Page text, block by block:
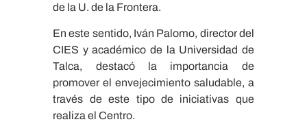
de la U. de la Frontera.
En este sentido, Iván Palomo, director del
CIES y académico de la Universidad de
Talca, destacó la importancia de
promover el envejecimiento saludable, a
través de este tipo de iniciativas que
realiza el Centro.